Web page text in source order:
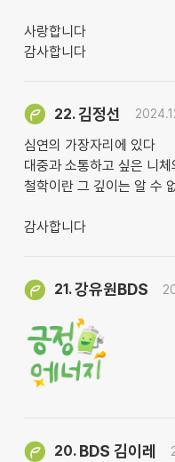
사랑합니다
감사합니다
22.김정선
심연의 가장자리에 있다
대중과 소통하고 싶은 니
철학이란 그 깊이는 알 수
감사합니다
21.강유원BDS
20. BDS 김이레